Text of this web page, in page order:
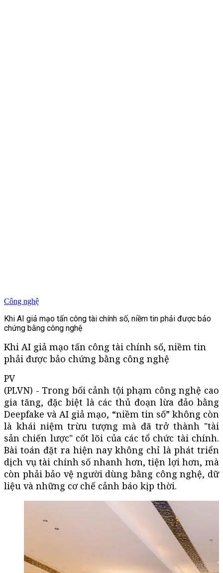
Công nghệ
Khi AI giả mạo tấn công tài chính số, niềm tin phải được bảo
chứng bằng công nghệ
Khi AI giả mạo tấn công tài chính số, niềm tin
phải được bảo chứng bằng công nghệ
PV
(PLVN) - Trong bối cảnh tội phạm công nghệ cao
gia tăng, đặc biệt là các thủ đoạn lừa đảo bằng
Deepfake và AI giả mạo, “niềm tin số” không còn
là khái niệm trừu tượng mà đã trở thành "tài
sản chiến lược" cốt lõi của các tổ chức tài chính.
Bài toán đặt ra hiện nay không chỉ là phát triển
dịch vụ tài chính số nhanh hơn, tiện lợi hơn, mà
còn phải bảo vệ người dùng bằng công nghệ, dữ
liệu và những cơ chế cảnh báo kịp thời.